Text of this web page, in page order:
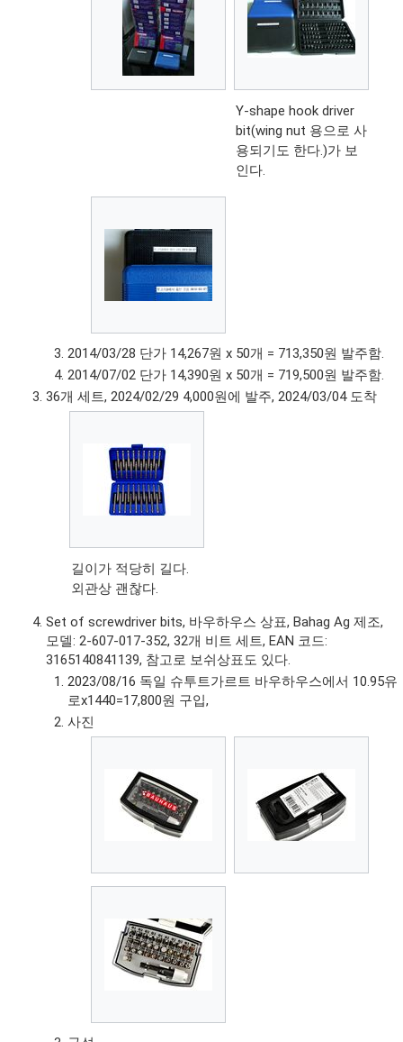
Y-shape hook driver
bit(wing nut 용으로 사
용되기도 한다.)가 보
인다.
2014/03/28 단가 14,267원 x 50개 = 713,350원 발주함.
2014/07/02 단가 14,390원 x 50개 = 719,500원 발주함.
36개 세트, 2024/02/29 4,000원에 발주, 2024/03/04 도착
길이가 적당히 길다.
외관상 괜찮다.
Set of screwdriver bits, 바우하우스 상표, Bahag Ag 제조,
모델: 2-607-017-352, 32개 비트 세트, EAN 코드:
3165140841139, 참고로 보쉬상표도 있다.
2023/08/16 독일 슈투트가르트 바우하우스에서 10.95유
로x1440=17,800원 구입,
사진